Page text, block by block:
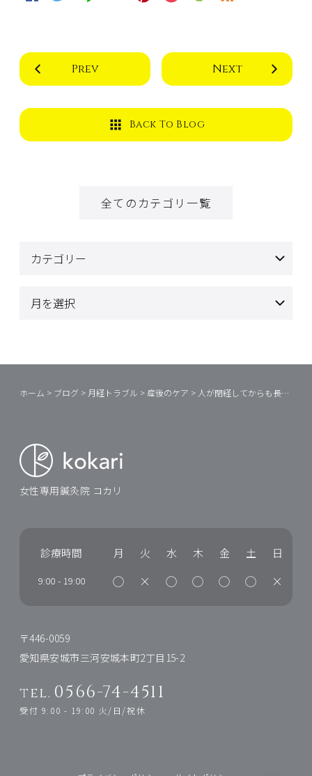
Prev Next
Back To Blog
全てのカテゴリ一覧
ホーム > ブログ > 月経トラブル > 産後のケア > 人が閉経してからも長生きするワケ
女性専用鍼灸院 コカリ
診療時間 月 火 水 木 金 土 日
9:00 - 19:00 ◯ × ◯ ◯ ◯ ◯ ×
〒446-0059
愛知県安城市三河安城本町2丁目15-2
tel. 0566-74-4511
受付 9:00 - 19:00 火/日/祝休